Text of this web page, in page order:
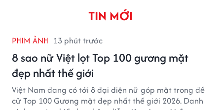
TIN MỚI
PHIM ẢNH 13 phút trước
8 sao nữ Việt lọt Top 100 gương mặt
đẹp nhất thế giới
Việt Nam đang có tới 8 đại diện nữ góp mặt trong đề
cử Top 100 Gương mặt đẹp nhất thế giới 2026. Danh